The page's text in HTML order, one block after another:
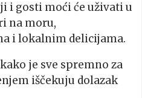
i gosti moći će uživati u
na moru,
i lokalnim delicijama.
je sve spremno za
iščekuju dolazak